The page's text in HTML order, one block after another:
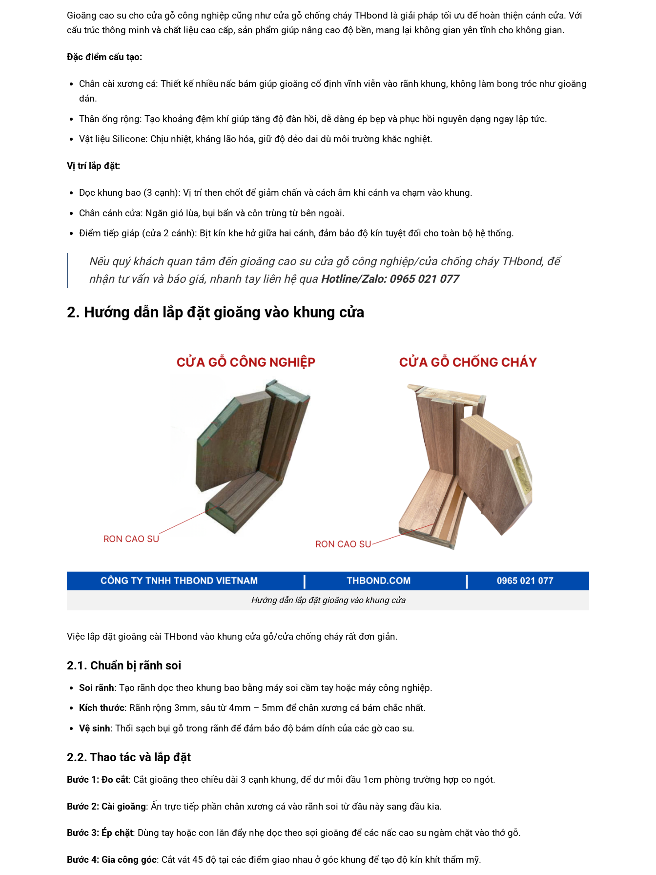
Gioăng cao su cho cửa gỗ công nghiệp cũng như cửa gỗ chống cháy THbond là giải pháp tối ưu để hoàn thiện cánh cửa. Với
cấu trúc thông minh và chất liệu cao cấp, sản phẩm giúp nâng cao độ bền, mang lại không gian yên tĩnh cho không gian.
Đặc điểm cấu tạo:
Chân cài xương cá: Thiết kế nhiều nấc bám giúp gioăng cố định vĩnh viễn vào rãnh khung, không làm bong tróc như gioăng
dán.
Thân ống rộng: Tạo khoảng đệm khí giúp tăng độ đàn hồi, dễ dàng ép bẹp và phục hồi nguyên dạng ngay lập tức.
Vật liệu Silicone: Chịu nhiệt, kháng lão hóa, giữ độ dẻo dai dù môi trường khăc nghiệt.
Vị trí lắp đặt:
Dọc khung bao (3 cạnh): Vị trí then chốt để giảm chấn và cách âm khi cánh va chạm vào khung.
Chân cánh cửa: Ngăn gió lùa, bụi bẩn và côn trùng từ bên ngoài.
Điểm tiếp giáp (cửa 2 cánh): Bịt kín khe hở giữa hai cánh, đảm bảo độ kín tuyệt đối cho toàn bộ hệ thống.
Nếu quý khách quan tâm đến gioăng cao su cửa gỗ công nghiệp/cửa chống cháy THbond, để
nhận tư vấn và báo giá, nhanh tay liên hệ qua Hotline/Zalo: 0965 021 077
2. Hướng dẫn lắp đặt gioăng vào khung cửa
Hướng dẫn lắp đặt gioăng vào khung cửa
Việc lắp đặt gioăng cài THbond vào khung cửa gỗ/cửa chống cháy rất đơn giản.
2.1. Chuẩn bị rãnh soi
Soi rãnh: Tạo rãnh dọc theo khung bao bằng máy soi cầm tay hoặc máy công nghiệp.
Kích thước: Rãnh rộng 3mm, sâu từ 4mm – 5mm để chân xương cá bám chắc nhất.
Vệ sinh: Thổi sạch bụi gỗ trong rãnh để đảm bảo độ bám dính của các gờ cao su.
2.2. Thao tác và lắp đặt
Bước 1: Đo cắt: Cắt gioăng theo chiều dài 3 cạnh khung, để dư mỗi đầu 1cm phòng trường hợp co ngót.
Bước 2: Cài gioăng: Ấn trực tiếp phần chân xương cá vào rãnh soi từ đầu này sang đầu kia.
Bước 3: Ép chặt: Dùng tay hoặc con lăn đẩy nhẹ dọc theo sợi gioăng để các nấc cao su ngàm chặt vào thớ gỗ.
Bước 4: Gia công góc: Cắt vát 45 độ tại các điểm giao nhau ở góc khung để tạo độ kín khít thẩm mỹ.